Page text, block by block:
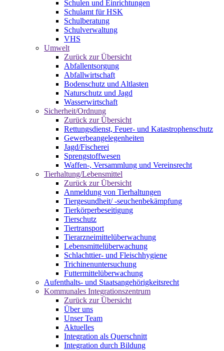
Schulen und Einrichtungen
Schulamt für HSK
Schulberatung
Schulverwaltung
VHS
Umwelt
Zurück zur Übersicht
Abfallentsorgung
Abfallwirtschaft
Bodenschutz und Altlasten
Naturschutz und Jagd
Wasserwirtschaft
Sicherheit/Ordnung
Zurück zur Übersicht
Rettungsdienst, Feuer- und Katastrophenschutz
Gewerbeangelegenheiten
Jagd/Fischerei
Sprengstoffwesen
Waffen-, Versammlung und Vereinsrecht
Tierhaltung/Lebensmittel
Zurück zur Übersicht
Anmeldung von Tierhaltungen
Tiergesundheit/ -seuchenbekämpfung
Tierkörperbeseitigung
Tierschutz
Tiertransport
Tierarzneimittelüberwachung
Lebensmittelüberwachung
Schlachttier- und Fleischhygiene
Trichinenuntersuchung
Futtermittelüberwachung
Aufenthalts- und Staatsangehörigkeitsrecht
Kommunales Integrationszentrum
Zurück zur Übersicht
Über uns
Unser Team
Aktuelles
Integration als Querschnitt
Integration durch Bildung